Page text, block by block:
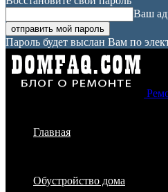
Ваш
Пароль будет выслан Вам по
Главная
Обустройство дома